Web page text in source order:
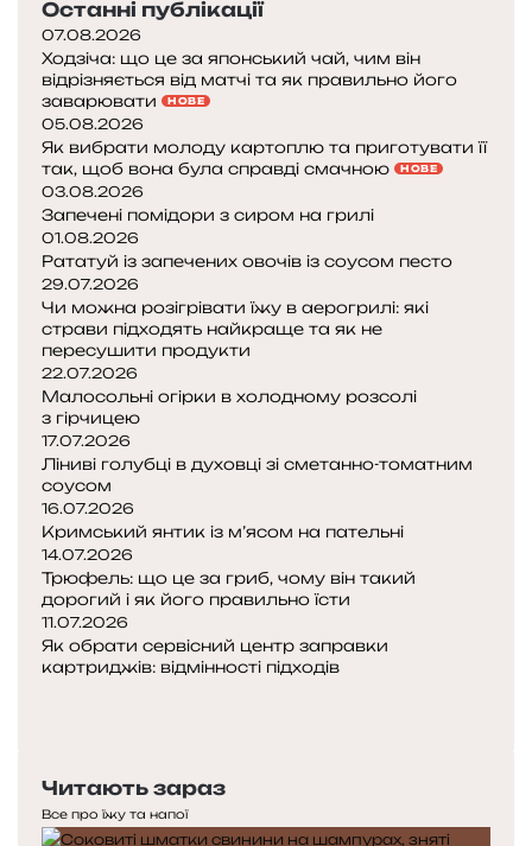
Останні публікації
07.08.2026
Ходзіча: що це за японський чай, чим він
відрізняється від матчі та як правильно його
заварювати
НОВЕ
05.08.2026
Як вибрати молоду картоплю та приготувати її
так, щоб вона була справді смачною
НОВЕ
03.08.2026
Запечені помідори з сиром на грилі
01.08.2026
Рататуй із запечених овочів із соусом песто
29.07.2026
Чи можна розігрівати їжу в аерогрилі: які
страви підходять найкраще та як не
пересушити продукти
22.07.2026
Малосольні огірки в холодному розсолі
з гірчицею
17.07.2026
Ліниві голубці в духовці зі сметанно-томатним
соусом
16.07.2026
Кримський янтик із м’ясом на пательні
14.07.2026
Трюфель: що це за гриб, чому він такий
дорогий і як його правильно їсти
11.07.2026
Як обрати сервісний центр заправки
картриджів: відмінності підходів
Читають зараз
Все про їжу та напої